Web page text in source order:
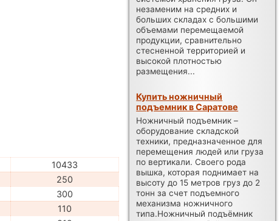
10433
250
300
110
незаменим на средних и
больших складах с большими
объемами перемещаемой
продукции, сравнительно
стесненной территорией и
высокой плотностью
размещения...
Купить ножничный
подъемник в Саратове
Ножничный подъемник –
оборудование складской
техники, предназначенное для
перемещения людей или груза
по вертикали. Своего рода
вышка, которая поднимает на
высоту до 15 метров груз до 2
тонн за счет подъемного
механизма ножничного
типа.Ножничный подъёмник